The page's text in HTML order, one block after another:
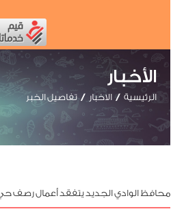
الأخبار
الرئيسية الاخبار تفاصيل الخبر
محافظ الوادي الجديد يتفقد أعمال رصف